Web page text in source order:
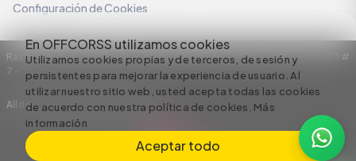
En OFFCORSS utilizamos cookies
Utilizamos cookies propias y de terceros, de sesión y
persistentes para mejorar la experiencia de usuario. Al
utilizar nuestro sitio web, usted acepta todas las cookies
de acuerdo con nuestra política de cookies. Más
información
Aceptar todo
Configuración de Cookies
Razón Social: C.I HERMECO S.A. NIT: 890924167-6 Dirección: Carrera 50 #
7 – 35
All rights reserved empowered by